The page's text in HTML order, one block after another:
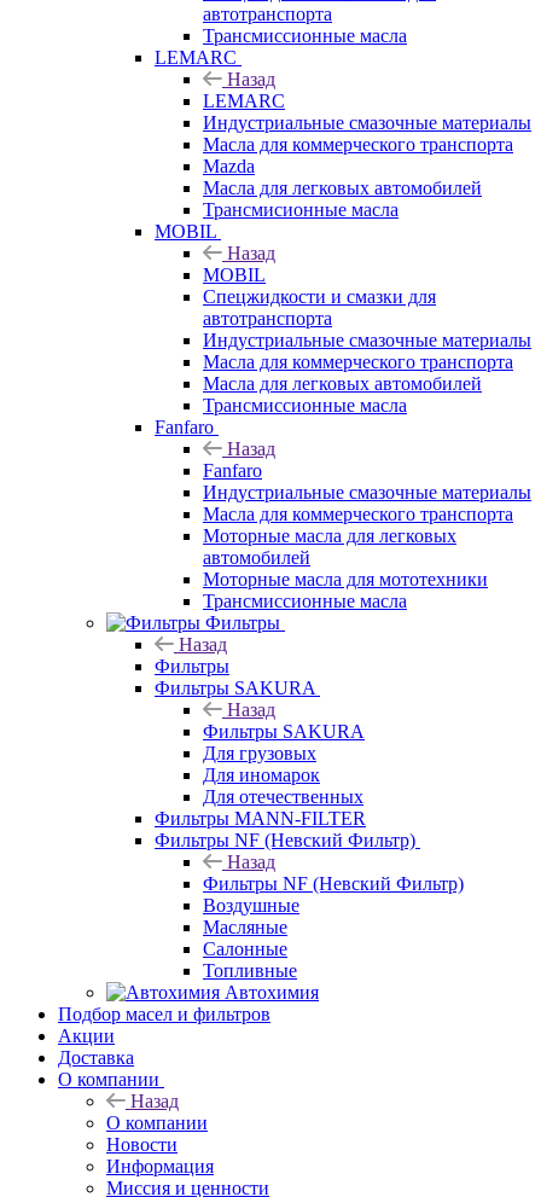
автотранспорта
Трансмиссионные масла
LEMARC
Назад
LEMARC
Индустриальные смазочные материалы
Масла для коммерческого транспорта
Mazda
Масла для легковых автомобилей
Трансмисионные масла
MOBIL
Назад
MOBIL
Cпецжидкости и смазки для
автотранспорта
Индустриальные смазочные материалы
Масла для коммерческого транспорта
Масла для легковых автомобилей
Трансмиссионные масла
Fanfaro
Назад
Fanfaro
Индустриальные смазочные материалы
Масла для коммерческого транспорта
Моторные масла для легковых
автомобилей
Моторные масла для мототехники
Трансмиссионные масла
Фильтры
Назад
Фильтры
Фильтры SAKURA
Назад
Фильтры SAKURA
Для грузовых
Для иномарок
Для отечественных
Фильтры MANN-FILTER
Фильтры NF (Невский Фильтр)
Назад
Фильтры NF (Невский Фильтр)
Воздушные
Масляные
Салонные
Топливные
Автохимия
Подбор масел и фильтров
Акции
Доставка
О компании
Назад
О компании
Новости
Информация
Миссия и ценности